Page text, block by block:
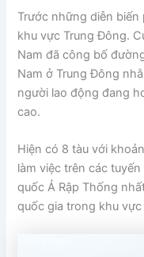
Trước những diễn
khu vực Trung Đông.
Nam đã công bố
Nam ở Trung Đông
người lao động đang
cao.
Hiện có 8 tàu với
làm việc trên các
quốc Ả Rập Thống
quốc gia trong khu vực